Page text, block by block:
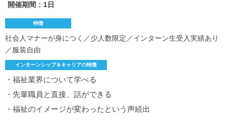
開催期間：1日
特徴
社会人マナーが身につく／少人数限定／インターン生受入実績あり
／服装自由
インターンシップ＆キャリアの特徴
・福祉業界について学べる
・先輩職員と直接、話ができる
・福祉のイメージが変わったという声続出